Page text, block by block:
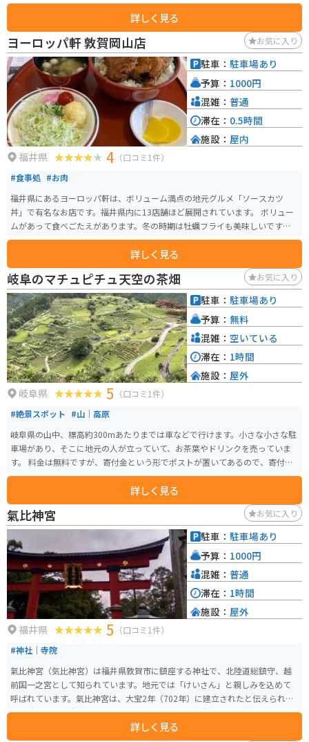
よく走りを楽しめます。
詳しく見る
ヨーロッパ軒 敦賀岡山店 お気に入り
福井県 4 （口コミ1件）
#食事処 #お肉
福井県にあるヨーロッパ軒は、ボリューム満点の地元グルメ「ソースカツ
丼」で有名なお店です。福井県内に13店舗ほど展開されています。 ボリュー
ムがあって食べごたえがあります。冬の時期は牡蠣フライも美味しいです。平
日の昼間はそこまで混みませんが、土日の昼間は結構混み合います。
詳しく見る
駐車： 駐車場あり
予算： 1000円
混雑： 普通
滞在： 0.5時間
施設： 屋内
岐阜のマチュピチュ天空の茶畑 お気に入り
岐阜県 5 （口コミ1件）
#絶景スポット #山｜高原
岐阜県の山中、標高約300mあたりまでは車などで行けます。小さな小さな駐
車場があり、そこに地元の人が立っていて、お茶葉やドリンクを売っていま
す。 料金は無料ですが、寄付金という形でポストが置いてあるので、寄付を
されたい場合はそこはお金を気持ちばかり入れると良いです。そこから車
や、バイクを降り、山の中の山道を20分ほど歩いて山を登ります。そこから
茶畑を見下ろす絶景スポットです！
詳しく見る
駐車： 駐車場あり
予算： 無料
混雑： 空いている
滞在： 1時間
施設： 屋外
氣比神宮 お気に入り
福井県 5 （口コミ1件）
#神社｜寺院
氣比神宮（気比神宮）は福井県敦賀市に鎮座する神社で、北陸道総鎮守、越
前国一之宮として知られています。地元では「けいさん」と親しみを込めて
呼ばれています。氣比神宮は、大宝2年（702年）に建立されたと伝えられ、
明治時代に官幣大社に列せられました。現在は神社本庁の別表神社です。 こ
の神社は、7柱のご祭神を祀っており、その長い歴史とともに、文化的・歴史
詳しく見る
駐車： 駐車場あり
予算： 1000円
混雑： 普通
滞在： 1時間
施設： 屋外